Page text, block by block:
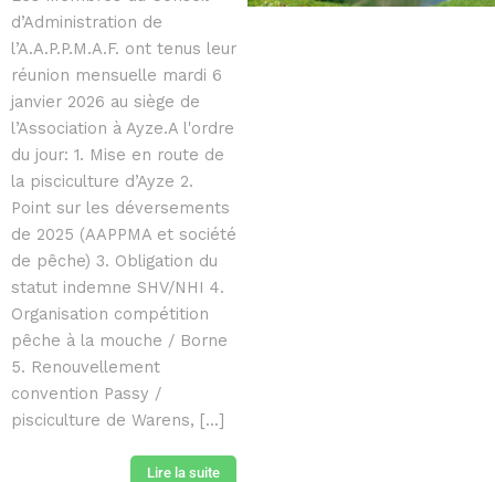
d’Administration de
l’A.A.P.P.M.A.F. ont tenus leur
réunion mensuelle mardi 6
janvier 2026 au siège de
l’Association à Ayze.A l'ordre
du jour: 1. Mise en route de
la pisciculture d’Ayze 2.
Point sur les déversements
de 2025 (AAPPMA et société
de pêche) 3. Obligation du
statut indemne SHV/NHI 4.
Organisation compétition
pêche à la mouche / Borne
5. Renouvellement
convention Passy /
pisciculture de Warens, [...]
Lire la suite